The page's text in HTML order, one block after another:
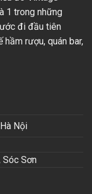
1 trong những
đi đầu tiên
rượu, quán bar,
Nội
Sóc Sơn